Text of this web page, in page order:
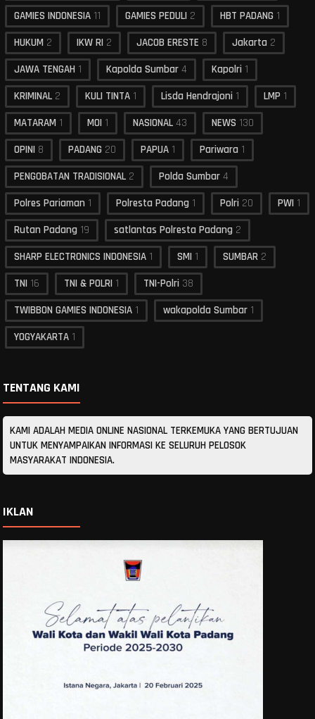
GAMIES INDONESIA 11 GAMIES PEDULI 2 HBT PADANG 1
HUKUM 2 IKW RI 2 JACOB ERESTE 8 Jakarta 2
JAWA TENGAH 1 Kapolda Sumbar 4 Kapolri 1
KRIMINAL 2 KULI TINTA 1 Lisda Hendrajoni 1 LMP 1
MATARAM 1 MOI 1 NASIONAL 43 NEWS 130
OPINI 8 PADANG 20 PAPUA 1 Pariwara 1
PENGOBATAN TRADISIONAL 2 Polda Sumbar 4
Polres Pariaman 1 Polresta Padang 1 Polri 20 PWI 1
Rutan Padang 19 satlantas Polresta Padang 2
SHARP ELECTRONICS INDONESIA 1 SMI 1 SUMBAR 2
TNI 16 TNI & POLRI 1 TNI-Polri 38
TWIBBON GAMIES INDONESIA 1 wakapolda Sumbar 1
YOGYAKARTA 1
TENTANG KAMI
KAMI ADALAH MEDIA ONLINE NASIONAL TERKEMUKA YANG BERTUJUAN
UNTUK MENYAMPAIKAN INFORMASI KE SELURUH PELOSOK
MASYARAKAT INDONESIA.
IKLAN